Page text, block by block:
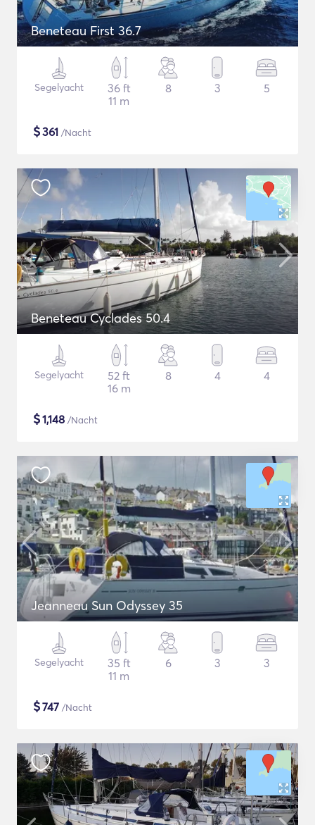
Beneteau First 36.7
Segelyacht
36 ft
11 m
8 3 5
$361 /Nacht
Beneteau Cyclades 50.4
Segelyacht
52 ft
16 m
8 4 4
$1,148 /Nacht
Jeanneau Sun Odyssey 35
Segelyacht
35 ft
11 m
6 3 3
$747 /Nacht